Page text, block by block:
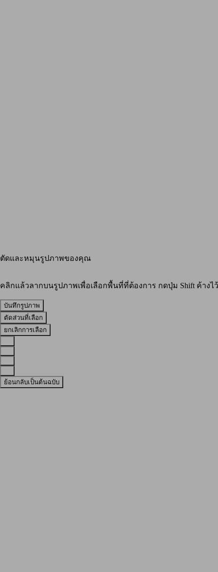
ตัดและหมุนรูปภาพของคุณ
คลิกแล้วลากบนรูปภาพเพื่อเลือกพื้นที่ที่ต้องการ กดปุ่ม Shift ค้างไ
บันทึกรูปภาพ
ตัดส่วนที่เลือก
ยกเลิกการเลือก
ย้อนกลับเป็นต้นฉบับ